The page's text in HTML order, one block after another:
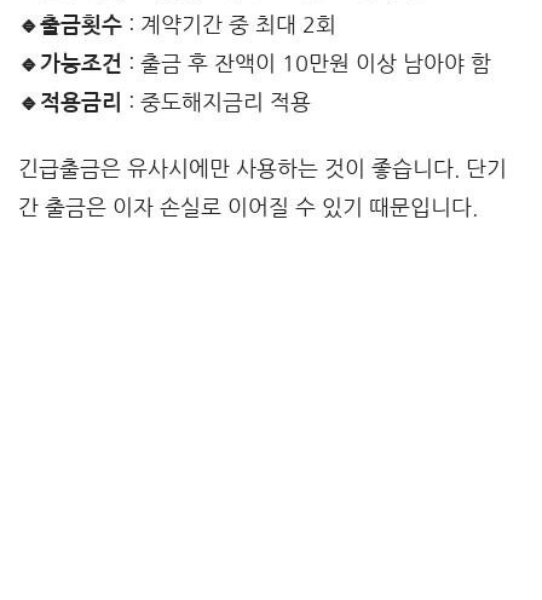
🔹출금횟수 : 계약기간 중 최대 2회
🔹가능조건 : 출금 후 잔액이 10만원 이상 남아야 함
🔹적용금리
: 중도해지금리 적용
긴급출금은 유사시에만 사용하는 것이 좋습니다. 단기
간 출금은 이자 손실로 이어질 수 있기 때문입니다.